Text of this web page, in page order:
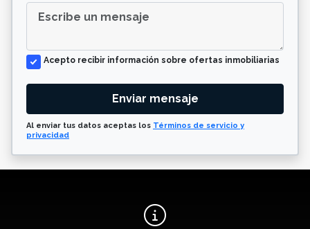
Acepto recibir información sobre ofertas inmobiliarias
Enviar mensaje
Al enviar tus datos aceptas los Términos de servicio y
privacidad